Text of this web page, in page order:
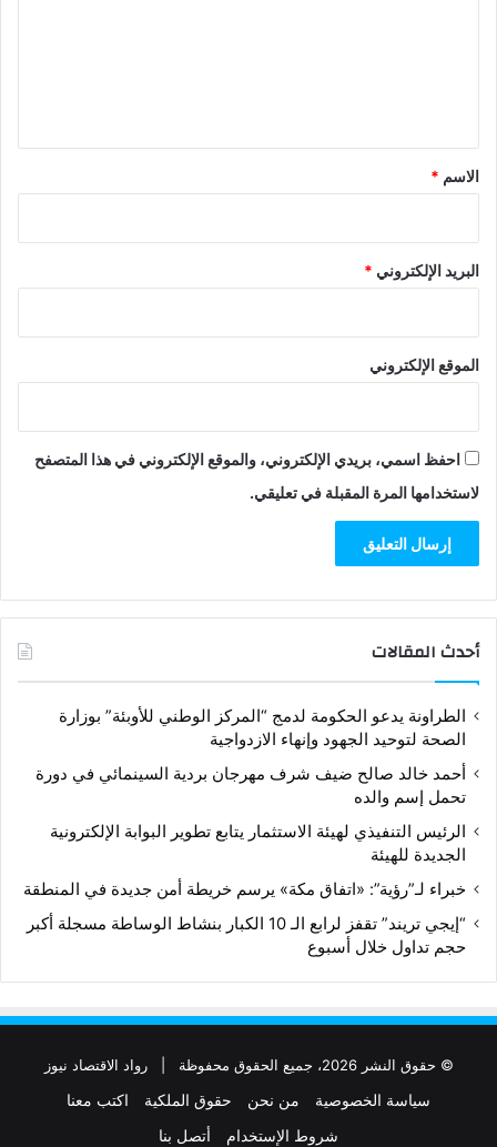
*
الاسم *
البريد الإلكتروني *
الموقع الإلكتروني
احفظ اسمي، بريدي الإلكتروني، والموقع الإلكتروني في هذا المتصفح
لاستخدامها المرة المقبلة في تعليقي.
أحدث المقالات
الطراونة يدعو الحكومة لدمج “المركز الوطني للأوبئة” بوزارة
الصحة لتوحيد الجهود وإنهاء الازدواجية
أحمد خالد صالح ضيف شرف مهرجان بردية السينمائي في دورة
تحمل إسم والده
الرئيس التنفيذي لهيئة الاستثمار يتابع تطوير البوابة الإلكترونية
الجديدة للهيئة
خبراء لـ”رؤية”: «اتفاق مكة» يرسم خريطة أمن جديدة في المنطقة
“إيجي تريند” تقفز لرابع الـ 10 الكبار بنشاط الوساطة مسجلة أكبر
حجم تداول خلال أسبوع
© حقوق النشر 2026، جميع الحقوق محفوظة | رواد الاقتصاد نيوز
سياسة الخصوصية من نحن حقوق الملكية
اكتب معنا
شروط الإستخدام
أتصل بنا